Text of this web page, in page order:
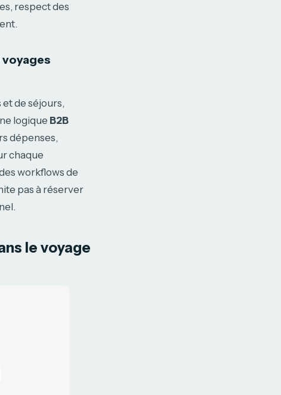
respect des
de séjours,
logique B2B
dépenses,
chaque
workflows de
pas à réserver
le voyage